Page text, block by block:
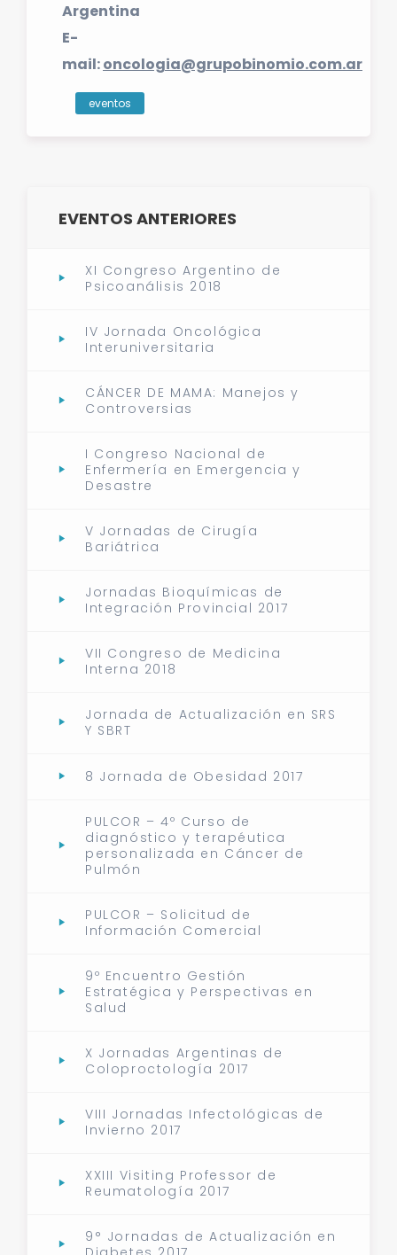
Argentina
E-
mail:oncologia@grupobinomio.com.ar
eventos
EVENTOS ANTERIORES
XI Congreso Argentino de
Psicoanálisis 2018
IV Jornada Oncológica
Interuniversitaria
CÁNCER DE MAMA: Manejos y
Controversias
I Congreso Nacional de
Enfermería en Emergencia y
Desastre
V Jornadas de Cirugía
Bariátrica
Jornadas Bioquímicas de
Integración Provincial 2017
VII Congreso de Medicina
Interna 2018
Jornada de Actualización en SRS
Y SBRT
8 Jornada de Obesidad 2017
PULCOR – 4º Curso de
diagnóstico y terapéutica
personalizada en Cáncer de
Pulmón
PULCOR – Solicitud de
Información Comercial
9º Encuentro Gestión
Estratégica y Perspectivas en
Salud
X Jornadas Argentinas de
Coloproctología 2017
VIII Jornadas Infectológicas de
Invierno 2017
XXIII Visiting Professor de
Reumatología 2017
9° Jornadas de Actualización en